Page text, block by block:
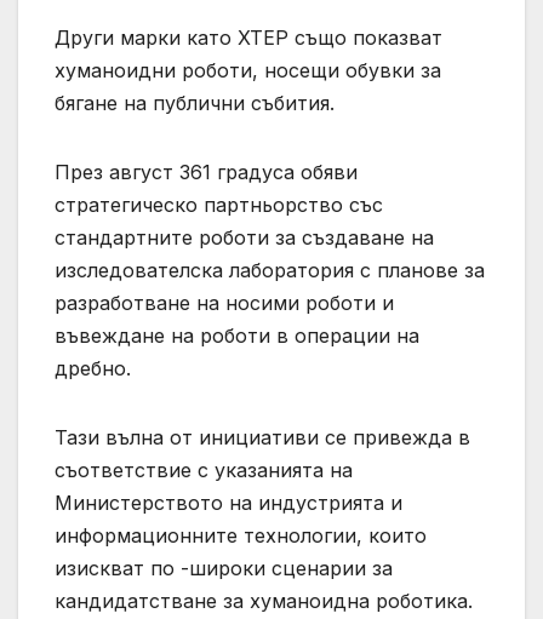
Други марки като XTEP също показват
хуманоидни роботи, носещи обувки за
бягане на публични събития.
През август 361 градуса обяви
стратегическо партньорство със
стандартните роботи за създаване на
изследователска лаборатория с планове за
разработване на носими роботи и
въвеждане на роботи в операции на
дребно.
Тази вълна от инициативи се привежда в
съответствие с указанията на
Министерството на индустрията и
информационните технологии, които
изискват по -широки сценарии за
кандидатстване за хуманоидна роботика.